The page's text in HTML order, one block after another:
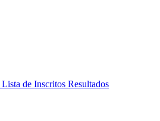
Lista de Inscritos Resultados